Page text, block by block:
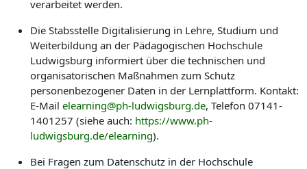
verarbeitet werden.
Die Stabsstelle Digitalisierung in Lehre, Studium und
Weiterbildung an der Pädagogischen Hochschule
Ludwigsburg informiert über die technischen und
organisatorischen Maßnahmen zum Schutz
personenbezogener Daten in der Lernplattform. Kontakt:
E-Mail elearning@ph-ludwigsburg.de, Telefon 07141-
1401257 (siehe auch: https://www.ph-
ludwigsburg.de/elearning).
Bei Fragen zum Datenschutz in der Hochschule